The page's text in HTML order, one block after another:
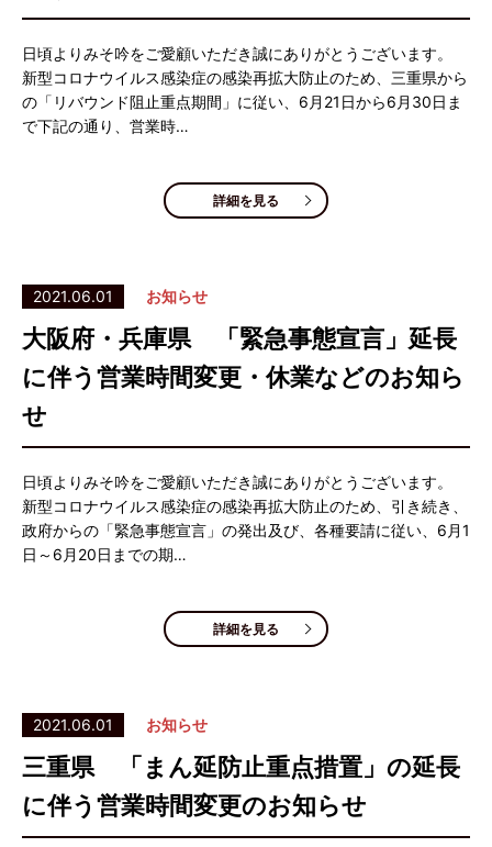
日頃よりみそ吟をご愛顧いただき誠にありがとうございます。
新型コロナウイルス感染症の感染再拡大防止のため、三重県から
の「リバウンド阻止重点期間」に従い、6月21日から6月30日ま
で下記の通り、営業時…
詳細を見る
2021.06.01 お知らせ
大阪府・兵庫県 「緊急事態宣言」延長
に伴う営業時間変更・休業などのお知ら
せ
日頃よりみそ吟をご愛顧いただき誠にありがとうございます。
新型コロナウイルス感染症の感染再拡大防止のため、引き続き、
政府からの「緊急事態宣言」の発出及び、各種要請に従い、6月1
日～6月20日までの期…
詳細を見る
2021.06.01 お知らせ
三重県 「まん延防止重点措置」の延長
に伴う営業時間変更のお知らせ